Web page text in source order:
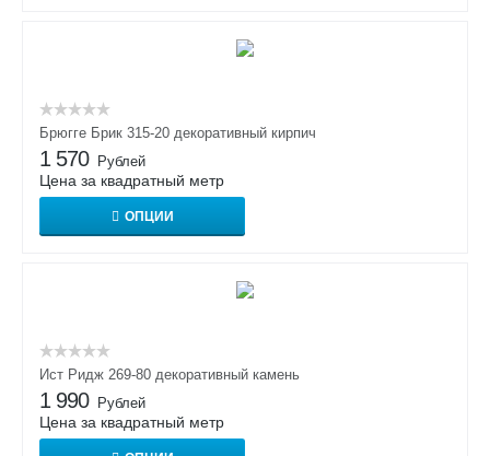
Брюгге Брик 315-20 декоративный кирпич
1 570 Рублей
Цена за квадратный метр
ОПЦИИ
Ист Ридж 269-80 декоративный камень
1 990 Рублей
Цена за квадратный метр